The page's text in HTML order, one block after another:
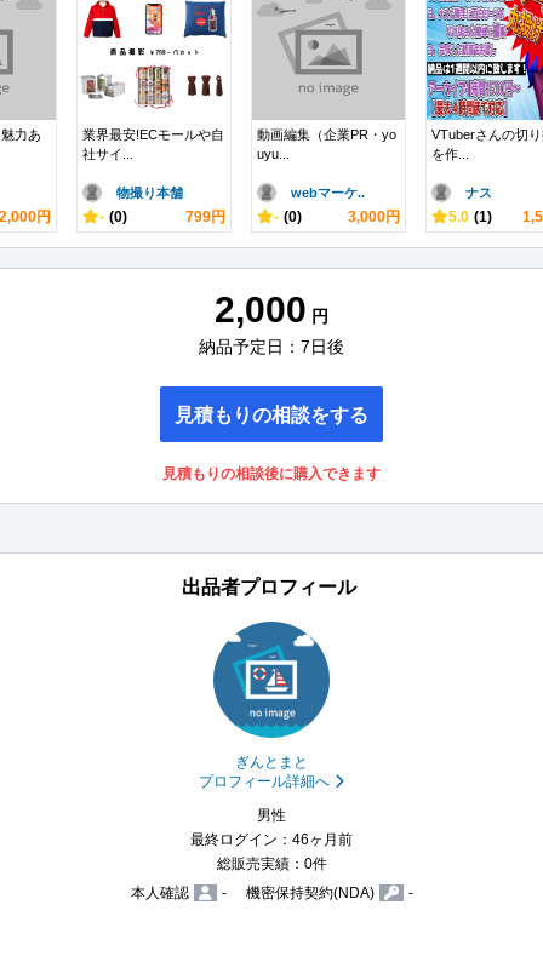
力あ
2,000円
業界最安!ECモールや自
社サイ...
物撮り本舗
- (0) 799円
動画編集（企業PR・yo
uyu...
webマーケ..
- (0) 3,000円
VTuberさんの切
を作...
ナス
5.0 (1)
2,000 円
納品予定日：7日後
見積もりの相談をする
見積もりの相談後に購入できます
出品者プロフィール
ぎんとまと
プロフィール詳細へ
男性
最終ログイン：46ヶ月前
総販売実績：0件
本人確認
- 機密保持契約(NDA) -